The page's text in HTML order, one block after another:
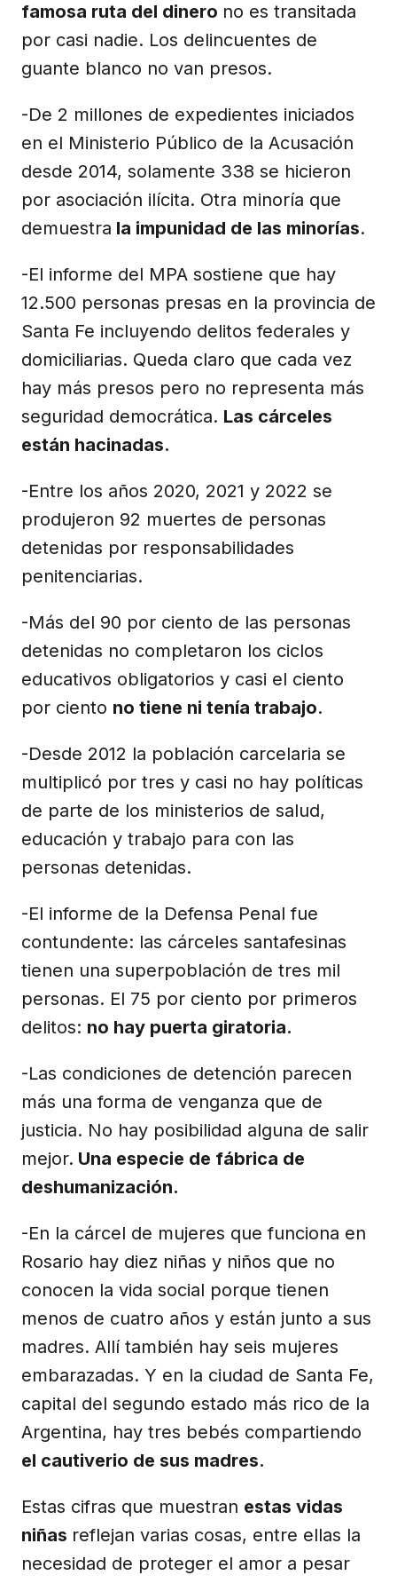
famosa ruta del dinero no es transitada
por casi nadie. Los delincuentes de
guante blanco no van presos.
-De 2 millones de expedientes iniciados
en el Ministerio Público de la Acusación
desde 2014, solamente 338 se hicieron
por asociación ilícita. Otra minoría que
demuestra la impunidad de las minorías.
-El informe del MPA sostiene que hay
12.500 personas presas en la provincia de
Santa Fe incluyendo delitos federales y
domiciliarias. Queda claro que cada vez
hay más presos pero no representa más
seguridad democrática. Las cárceles
están hacinadas.
-Entre los años 2020, 2021 y 2022 se
produjeron 92 muertes de personas
detenidas por responsabilidades
penitenciarias.
-Más del 90 por ciento de las personas
detenidas no completaron los ciclos
educativos obligatorios y casi el ciento
por ciento no tiene ni tenía trabajo.
-Desde 2012 la población carcelaria se
multiplicó por tres y casi no hay políticas
de parte de los ministerios de salud,
educación y trabajo para con las
personas detenidas.
-El informe de la Defensa Penal fue
contundente: las cárceles santafesinas
tienen una superpoblación de tres mil
personas. El 75 por ciento por primeros
delitos: no hay puerta giratoria.
-Las condiciones de detención parecen
más una forma de venganza que de
justicia. No hay posibilidad alguna de salir
mejor. Una especie de fábrica de
deshumanización.
-En la cárcel de mujeres que funciona en
Rosario hay diez niñas y niños que no
conocen la vida social porque tienen
menos de cuatro años y están junto a sus
madres. Allí también hay seis mujeres
embarazadas. Y en la ciudad de Santa Fe,
capital del segundo estado más rico de la
Argentina, hay tres bebés compartiendo
el cautiverio de sus madres.
Estas cifras que muestran estas vidas
niñas reflejan varias cosas, entre ellas la
necesidad de proteger el amor a pesar